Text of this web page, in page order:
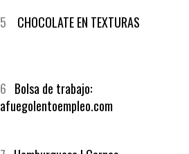
6Bolsa de trabajo: